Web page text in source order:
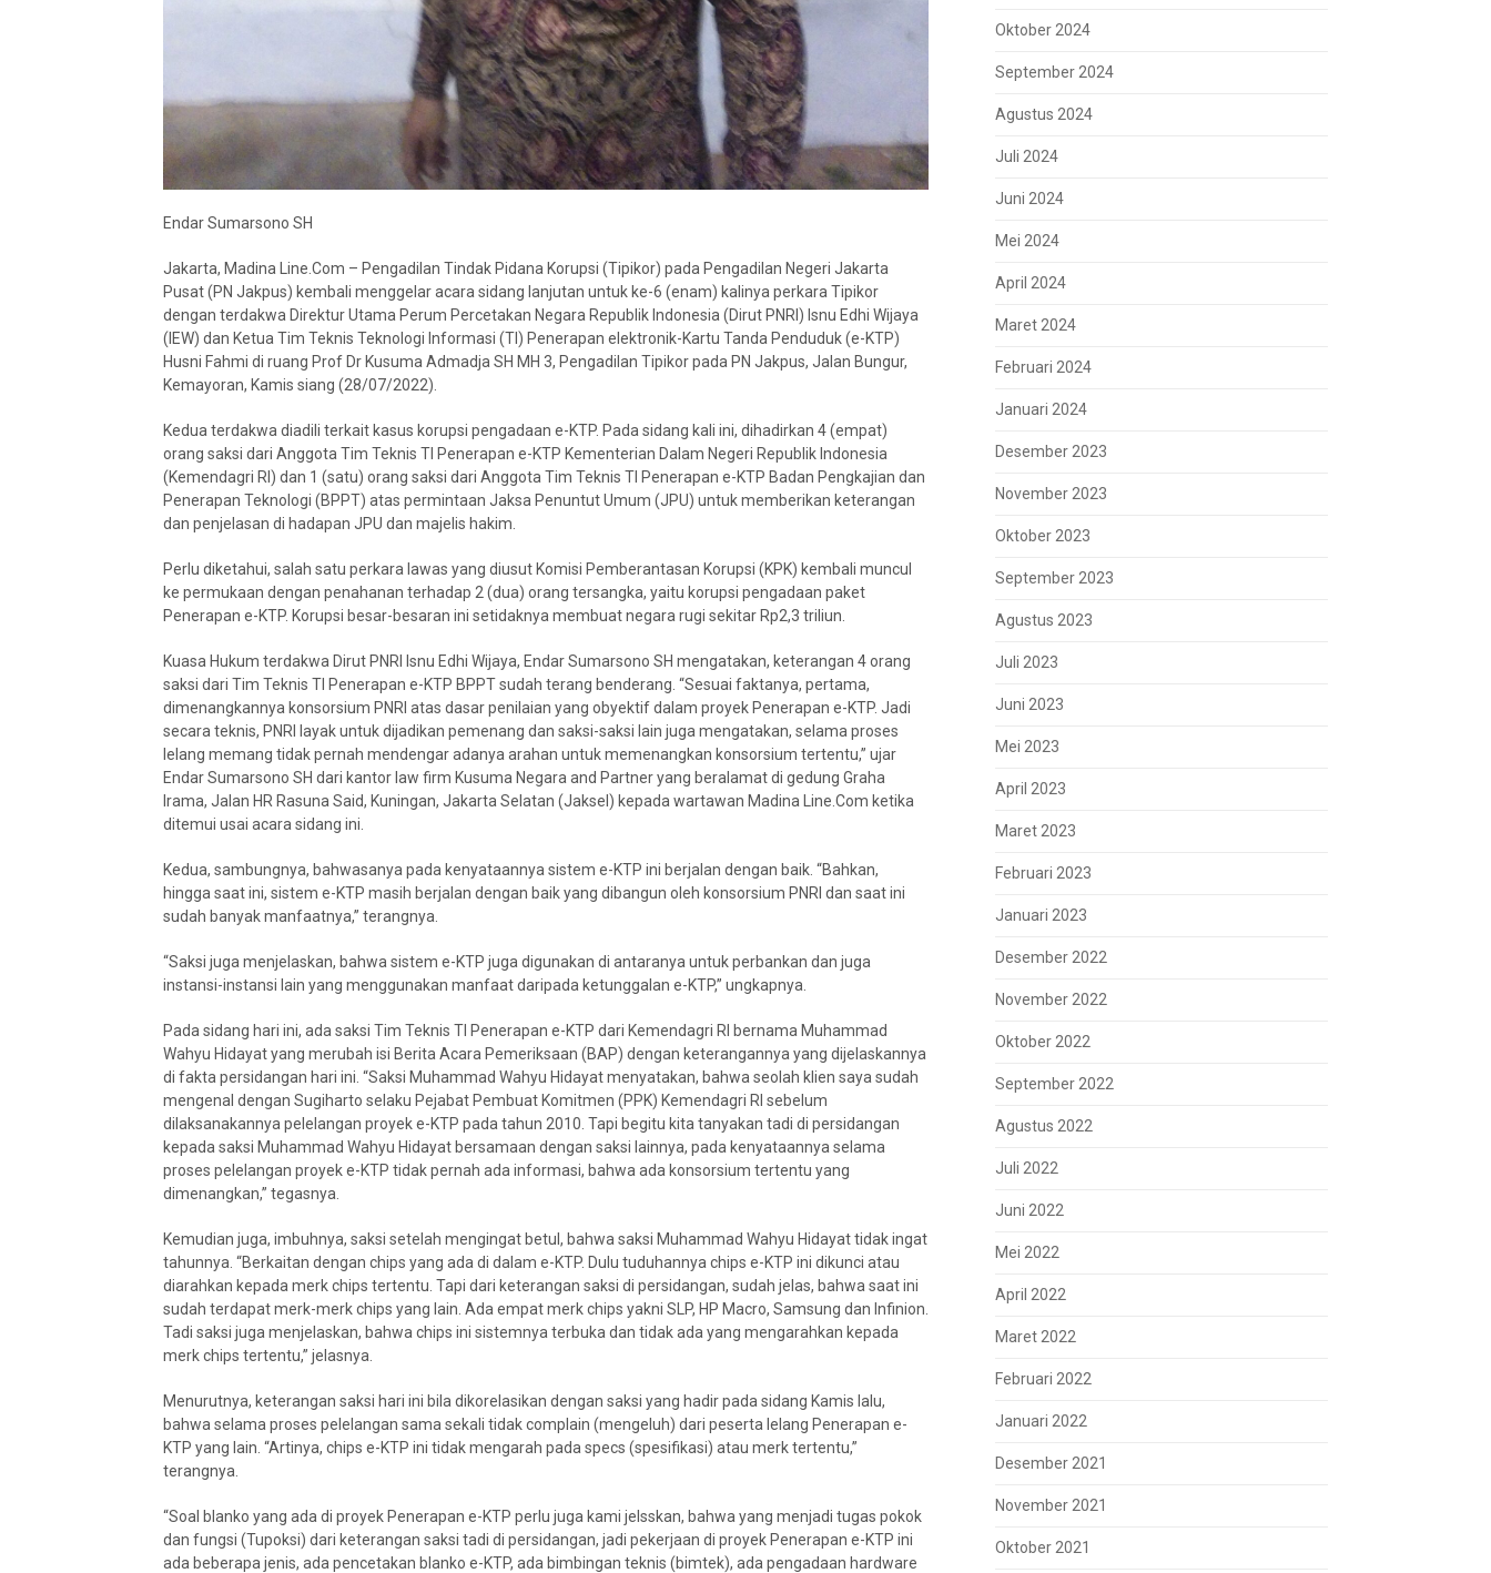
Endar Sumarsono SH
Jakarta, Madina Line.Com – Pengadilan Tindak Pidana Korupsi (Tipikor) pada Pengadilan Negeri Jakarta
Pusat (PN Jakpus) kembali menggelar acara sidang lanjutan untuk ke-6 (enam) kalinya perkara Tipikor
dengan terdakwa Direktur Utama Perum Percetakan Negara Republik Indonesia (Dirut PNRI) Isnu Edhi Wijaya
(IEW) dan Ketua Tim Teknis Teknologi Informasi (TI) Penerapan elektronik-Kartu Tanda Penduduk (e-KTP)
Husni Fahmi di ruang Prof Dr Kusuma Admadja SH MH 3, Pengadilan Tipikor pada PN Jakpus, Jalan Bungur,
Kemayoran, Kamis siang (28/07/2022).
Kedua terdakwa diadili terkait kasus korupsi pengadaan e-KTP. Pada sidang kali ini, dihadirkan 4 (empat)
orang saksi dari Anggota Tim Teknis TI Penerapan e-KTP Kementerian Dalam Negeri Republik Indonesia
(Kemendagri RI) dan 1 (satu) orang saksi dari Anggota Tim Teknis TI Penerapan e-KTP Badan Pengkajian dan
Penerapan Teknologi (BPPT) atas permintaan Jaksa Penuntut Umum (JPU) untuk memberikan keterangan
dan penjelasan di hadapan JPU dan majelis hakim.
Perlu diketahui, salah satu perkara lawas yang diusut Komisi Pemberantasan Korupsi (KPK) kembali muncul
ke permukaan dengan penahanan terhadap 2 (dua) orang tersangka, yaitu korupsi pengadaan paket
Penerapan e-KTP. Korupsi besar-besaran ini setidaknya membuat negara rugi sekitar Rp2,3 triliun.
Kuasa Hukum terdakwa Dirut PNRI Isnu Edhi Wijaya, Endar Sumarsono SH mengatakan, keterangan 4 orang
saksi dari Tim Teknis TI Penerapan e-KTP BPPT sudah terang benderang. “Sesuai faktanya, pertama,
dimenangkannya konsorsium PNRI atas dasar penilaian yang obyektif dalam proyek Penerapan e-KTP. Jadi
secara teknis, PNRI layak untuk dijadikan pemenang dan saksi-saksi lain juga mengatakan, selama proses
lelang memang tidak pernah mendengar adanya arahan untuk memenangkan konsorsium tertentu,” ujar
Endar Sumarsono SH dari kantor law firm Kusuma Negara and Partner yang beralamat di gedung Graha
Irama, Jalan HR Rasuna Said, Kuningan, Jakarta Selatan (Jaksel) kepada wartawan Madina Line.Com ketika
ditemui usai acara sidang ini.
Kedua, sambungnya, bahwasanya pada kenyataannya sistem e-KTP ini berjalan dengan baik. “Bahkan,
hingga saat ini, sistem e-KTP masih berjalan dengan baik yang dibangun oleh konsorsium PNRI dan saat ini
sudah banyak manfaatnya,” terangnya.
“Saksi juga menjelaskan, bahwa sistem e-KTP juga digunakan di antaranya untuk perbankan dan juga
instansi-instansi lain yang menggunakan manfaat daripada ketunggalan e-KTP,” ungkapnya.
Pada sidang hari ini, ada saksi Tim Teknis TI Penerapan e-KTP dari Kemendagri RI bernama Muhammad
Wahyu Hidayat yang merubah isi Berita Acara Pemeriksaan (BAP) dengan keterangannya yang dijelaskannya
di fakta persidangan hari ini. “Saksi Muhammad Wahyu Hidayat menyatakan, bahwa seolah klien saya sudah
mengenal dengan Sugiharto selaku Pejabat Pembuat Komitmen (PPK) Kemendagri RI sebelum
dilaksanakannya pelelangan proyek e-KTP pada tahun 2010. Tapi begitu kita tanyakan tadi di persidangan
kepada saksi Muhammad Wahyu Hidayat bersamaan dengan saksi lainnya, pada kenyataannya selama
proses pelelangan proyek e-KTP tidak pernah ada informasi, bahwa ada konsorsium tertentu yang
dimenangkan,” tegasnya.
Kemudian juga, imbuhnya, saksi setelah mengingat betul, bahwa saksi Muhammad Wahyu Hidayat tidak ingat
tahunnya. “Berkaitan dengan chips yang ada di dalam e-KTP. Dulu tuduhannya chips e-KTP ini dikunci atau
diarahkan kepada merk chips tertentu. Tapi dari keterangan saksi di persidangan, sudah jelas, bahwa saat ini
sudah terdapat merk-merk chips yang lain. Ada empat merk chips yakni SLP, HP Macro, Samsung dan Infinion.
Tadi saksi juga menjelaskan, bahwa chips ini sistemnya terbuka dan tidak ada yang mengarahkan kepada
merk chips tertentu,” jelasnya.
Menurutnya, keterangan saksi hari ini bila dikorelasikan dengan saksi yang hadir pada sidang Kamis lalu,
bahwa selama proses pelelangan sama sekali tidak complain (mengeluh) dari peserta lelang Penerapan e-
KTP yang lain. “Artinya, chips e-KTP ini tidak mengarah pada specs (spesifikasi) atau merk tertentu,”
terangnya.
“Soal blanko yang ada di proyek Penerapan e-KTP perlu juga kami jelsskan, bahwa yang menjadi tugas pokok
dan fungsi (Tupoksi) dari keterangan saksi tadi di persidangan, jadi pekerjaan di proyek Penerapan e-KTP ini
ada beberapa jenis, ada pencetakan blanko e-KTP, ada bimbingan teknis (bimtek), ada pengadaan hardware
Oktober 2024
September 2024
Agustus 2024
Juli 2024
Juni 2024
Mei 2024
April 2024
Maret 2024
Februari 2024
Januari 2024
Desember 2023
November 2023
Oktober 2023
September 2023
Agustus 2023
Juli 2023
Juni 2023
Mei 2023
April 2023
Maret 2023
Februari 2023
Januari 2023
Desember 2022
November 2022
Oktober 2022
September 2022
Agustus 2022
Juli 2022
Juni 2022
Mei 2022
April 2022
Maret 2022
Februari 2022
Januari 2022
Desember 2021
November 2021
Oktober 2021